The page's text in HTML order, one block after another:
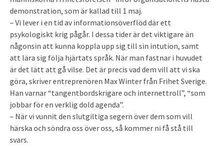
demonstration, som är kallad till 1 maj.
– Vi lever i en tid av informationsöverflöd där ett
psykologiskt krig pågår. I dessa tider är det viktigare än
någonsin att kunna koppla upp sig till sin intution, samt
att lära sig följa hjärtats språk. När man fastnar i huvudet
är det lätt att gå vilse. Det är precis vad dem vill att vi ska
göra, skriver entreprenören Max Winter från Frihet Sverige.
Han varnar “tangentbordskrigare och internettroll”, “som
jobbar för en verklig dold agenda”.
– När vi vunnit den slutgiltiga segern över dem som vill
härska och söndra oss över oss, så kommer ni få stå till
svars.